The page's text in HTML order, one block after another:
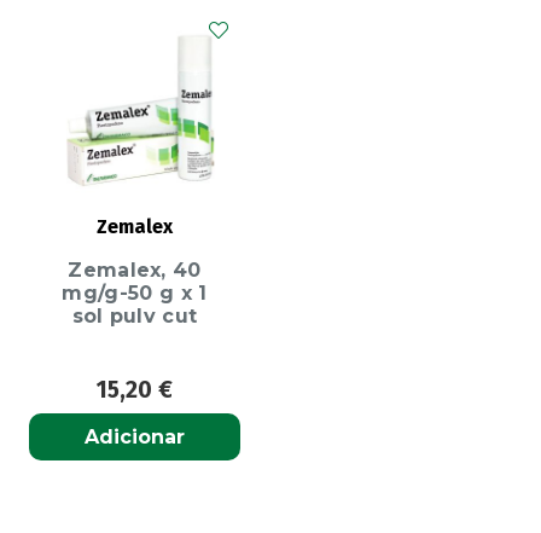
Zemalex
Zemalex, 40
mg/g-50 g x 1
sol pulv cut
15,20 €
Adicionar